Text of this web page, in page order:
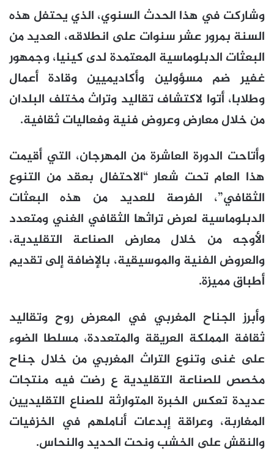
وشاركت في هذا الحدث السنوي، الذي يحتفل هذه
السنة بمرور عشر سنوات على انطلاقه، العديد من
البعثات الدبلوماسية المعتمدة لدى كينيا، وجمهور
غفير ضم مسؤولين وأكاديميين وقادة أعمال
وطلابا، أتوا لاكتشاف تقاليد وتراث مختلف البلدان
من خلال معارض وعروض فنية وفعاليات ثقافية.
وأتاحت الدورة العاشرة من المهرجان، التي أقيمت
هذا العام تحت شعار “الاحتفال بعقد من التنوع
الثقافي”، الفرصة للعديد من هذه البعثات
الدبلوماسية لعرض تراثها الثقافي الغني ومتعدد
الأوجه من خلال معارض الصناعة التقليدية،
والعروض الفنية والموسيقية، بالإضافة إلى تقديم
أطباق مميزة.
وأبرز الجناح المغربي في المعرض روح وتقاليد
ثقافة المملكة العريقة والمتعددة، مسلطا الضوء
على غنى وتنوع التراث المغربي من خلال جناح
مخصص للصناعة التقليدية ع رضت فيه منتجات
عديدة تعكس الخبرة المتوارثة للصناع التقليديين
المغاربة، وعراقة إبدعات أناملهم في الخزفيات
والنقش على الخشب ونحت الحديد والنحاس.